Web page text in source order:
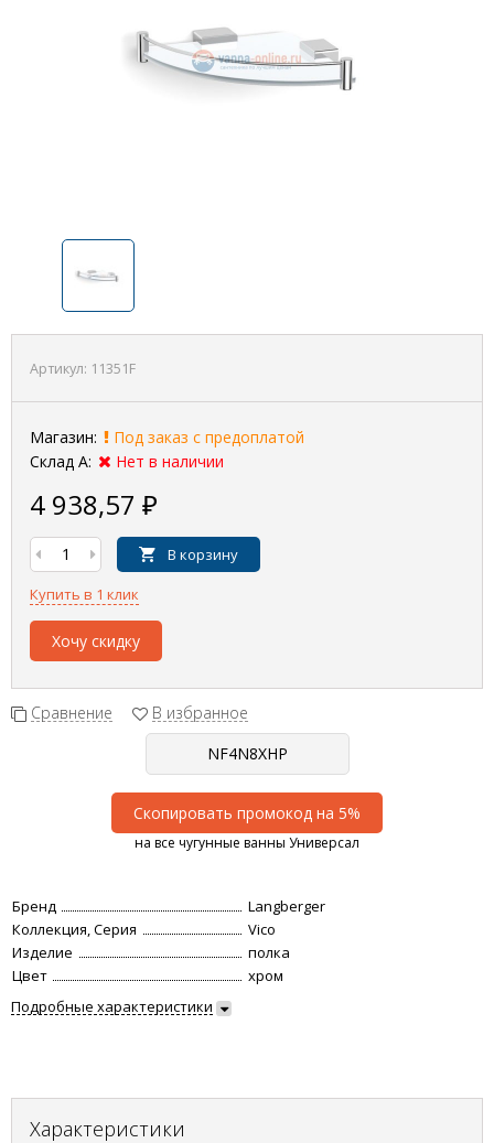
Артикул: 11351F
Магазин:
Под заказ с предоплатой
Склад А:
Нет в наличии
4 938,57 ₽
В корзину
Купить в 1 клик
Хочу скидку
Сравнение В избранное
Скопировать промокод на 5%
на все чугунные ванны Универсал
Бренд
Langberger
Коллекция, Серия
Vico
Изделие
полка
Цвет
хром
Подробные характеристики
Характеристики